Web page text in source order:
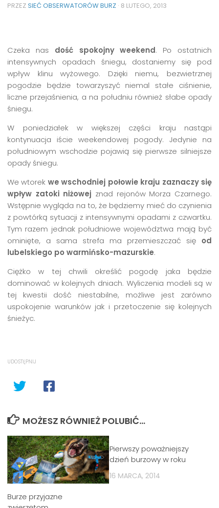
PRZEZ SIEĆ OBSERWATORÓW BURZ · 8 LUTEGO, 2013
Czeka nas dość spokojny weekend. Po ostatnich
intensywnych opadach śniegu, dostaniemy się pod
wpływ klinu wyżowego. Dzięki niemu, bezwietrznej
pogodzie będzie towarzyszyć niemal stałe ciśnienie,
liczne przejaśnienia, a na południu również słabe opady
śniegu.
W poniedziałek w większej części kraju nastąpi
kontynuacja iście weekendowej pogody. Jedynie na
południowym wschodzie pojawią się pierwsze silniejsze
opady śniegu.
We wtorek we wschodniej połowie kraju zaznaczy się
wpływ zatoki niżowej znad rejonów Morza Czarnego.
Wstępnie wygląda na to, że będziemy mieć do czynienia
z powtórką sytuacji z intensywnymi opadami z czwartku.
Tym razem jednak południowe województwa mają być
ominięte, a sama strefa ma przemieszczać się od
lubelskiego po warmińsko-mazurskie.
Ciężko w tej chwili określić pogodę jaka będzie
dominować w kolejnych dniach. Wyliczenia modeli są w
tej kwestii dość niestabilne, możliwe jest zarówno
uspokojenie warunków jak i przetoczenie się kolejnych
śnieżyc.
UDOSTĘPNIJ
MOŻESZ RÓWNIEŻ POLUBIĆ…
Burze przyjazne
Pierwszy poważniejszy
dzień burzowy w roku
16 MARCA, 2014